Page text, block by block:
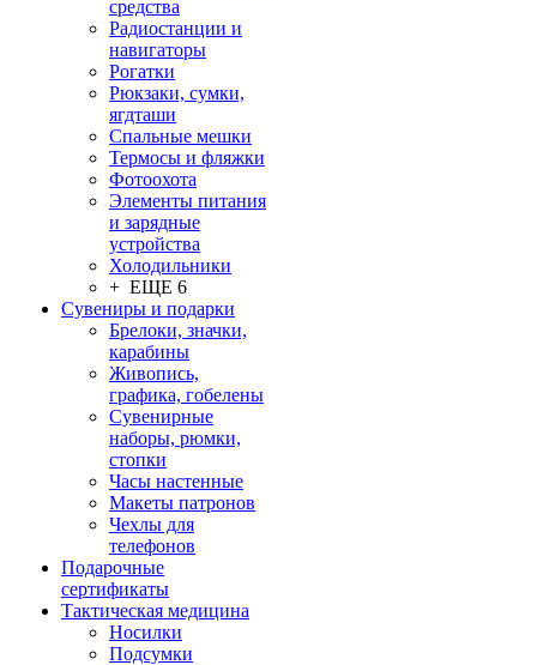
средства
Радиостанции и
навигаторы
Рогатки
Рюкзаки, сумки,
ягдташи
Спальные мешки
Термосы и фляжки
Фотоохота
Элементы питания
и зарядные
устройства
Холодильники
+ ЕЩЕ 6
Сувениры и подарки
Брелоки, значки,
карабины
Живопись,
графика, гобелены
Сувенирные
наборы, рюмки,
стопки
Часы настенные
Макеты патронов
Чехлы для
телефонов
Подарочные
сертификаты
Тактическая медицина
Носилки
Подсумки